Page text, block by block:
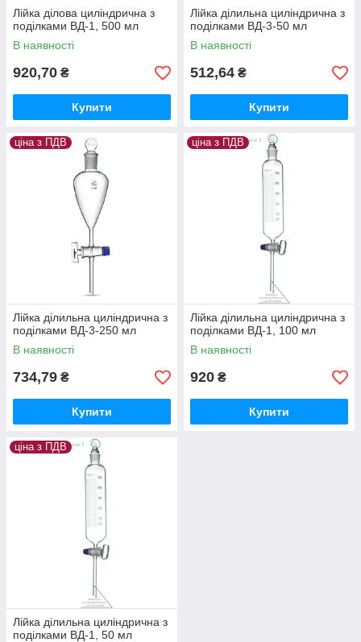
Лійка ділова циліндрична з
поділками ВД-1, 500 мл
В наявності
920,70 ₴
Купити
Лійка ділильна циліндрична з
поділками ВД-3-50 мл
В наявності
512,64 ₴
Купити
ціна з ПДВ
Лійка ділильна циліндрична з
поділками ВД-3-250 мл
В наявності
734,79 ₴
Купити
ціна з ПДВ
Лійка ділильна циліндрична з
поділками ВД-1, 100 мл
В наявності
920 ₴
Купити
ціна з ПДВ
Лійка ділильна циліндрична з
поділками ВД-1, 50 мл